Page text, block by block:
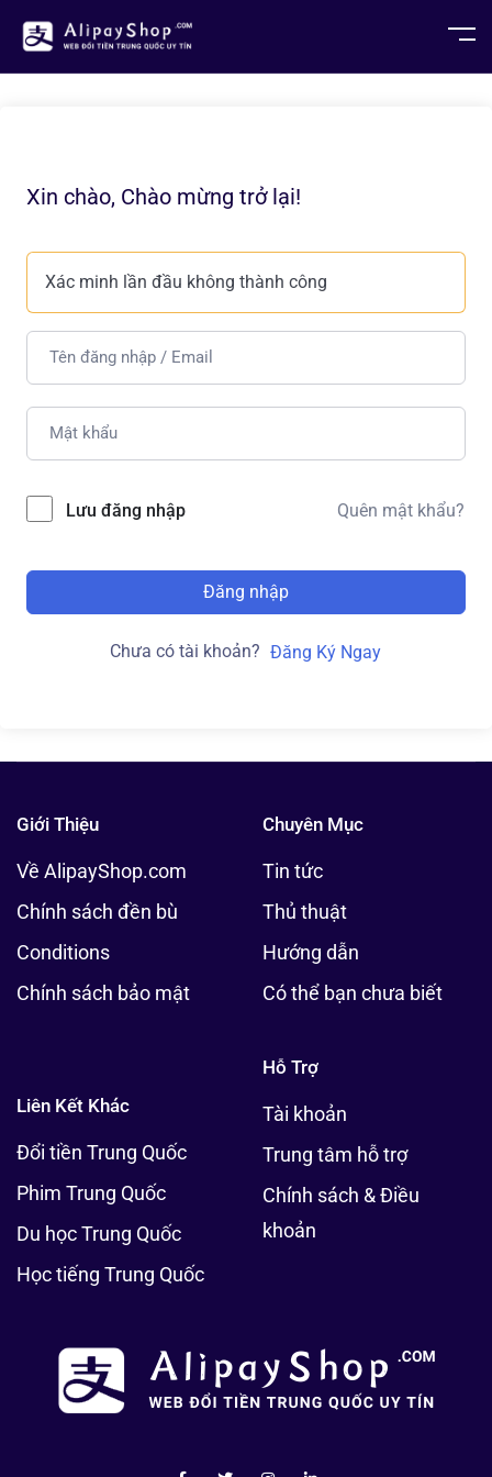
Xin chào, Chào mừng trở lại!
Xác minh lần đầu không thành công
Lưu đăng nhập Quên mật khẩu?
Đăng nhập
Chưa có tài khoản? Đăng Ký Ngay
Giới Thiệu
Về AlipayShop.com
Chính sách đền bù
Conditions
Chính sách bảo mật
Chuyên Mục
Tin tức
Thủ thuật
Hướng dẫn
Có thể bạn chưa biết
Liên Kết Khác
Đổi tiền Trung Quốc
Phim Trung Quốc
Du học Trung Quốc
Học tiếng Trung Quốc
Hỗ Trợ
Tài khoản
Trung tâm hỗ trợ
Chính sách & Điều
khoản